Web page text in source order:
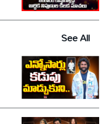
See All